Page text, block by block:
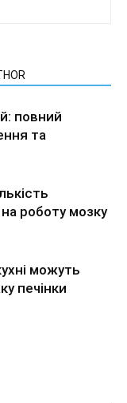
повний
та
роботу мозку
можуть
печінки